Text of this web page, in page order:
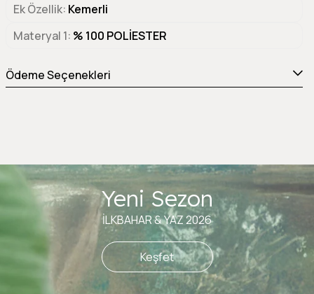
Ek Özellik Kemerli
Materyal 1 % 100 POLİESTER
Ödeme Seçenekleri
Yeni Sezon
İLKBAHAR & YAZ 2026
Keşfet